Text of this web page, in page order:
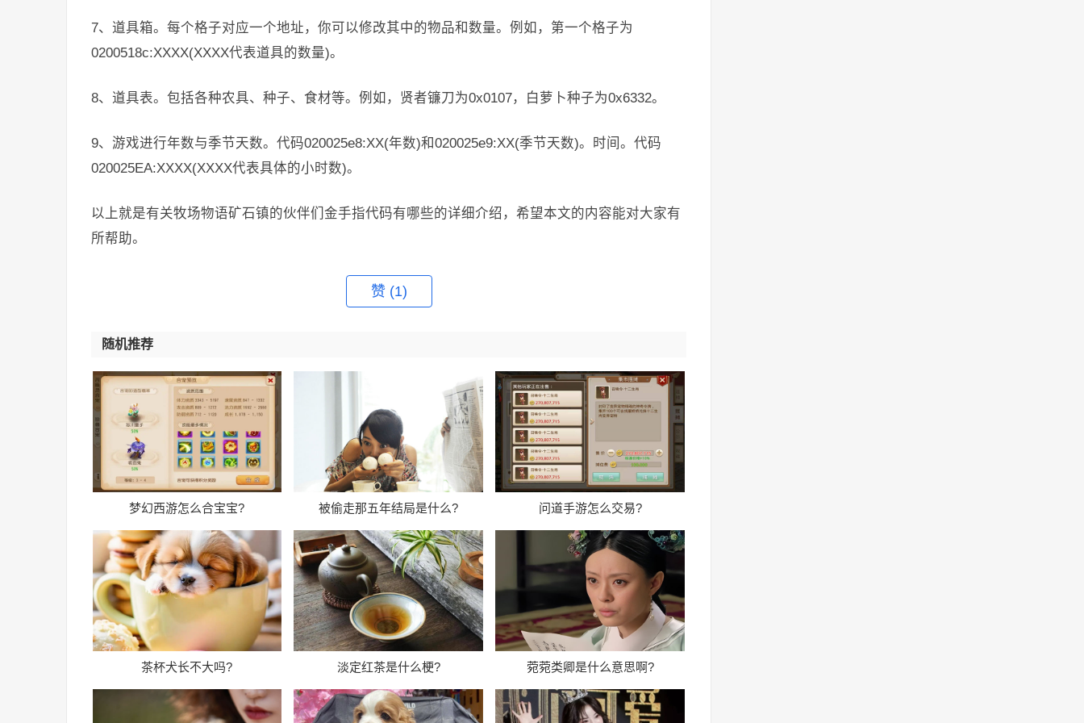
7、道具箱。每个格子对应一个地址，你可以修改其中的物品和数量。例如，第一个格子为
0200518c:XXXX(XXXX代表道具的数量)。
8、道具表。包括各种农具、种子、食材等。例如，贤者镰刀为0x0107，白萝卜种子为0x6332。
9、游戏进行年数与季节天数。代码020025e8:XX(年数)和020025e9:XX(季节天数)。时间。代码
020025EA:XXXX(XXXX代表具体的小时数)。
以上就是有关牧场物语矿石镇的伙伴们金手指代码有哪些的详细介绍，希望本文的内容能对大家有
所帮助。
赞 (1)
随机推荐
梦幻西游怎么合宝宝? 被偷走那五年结局是什么? 问道手游怎么交易?
茶杯犬长不大吗? 淡定红茶是什么梗? 菀菀类卿是什么意思啊?